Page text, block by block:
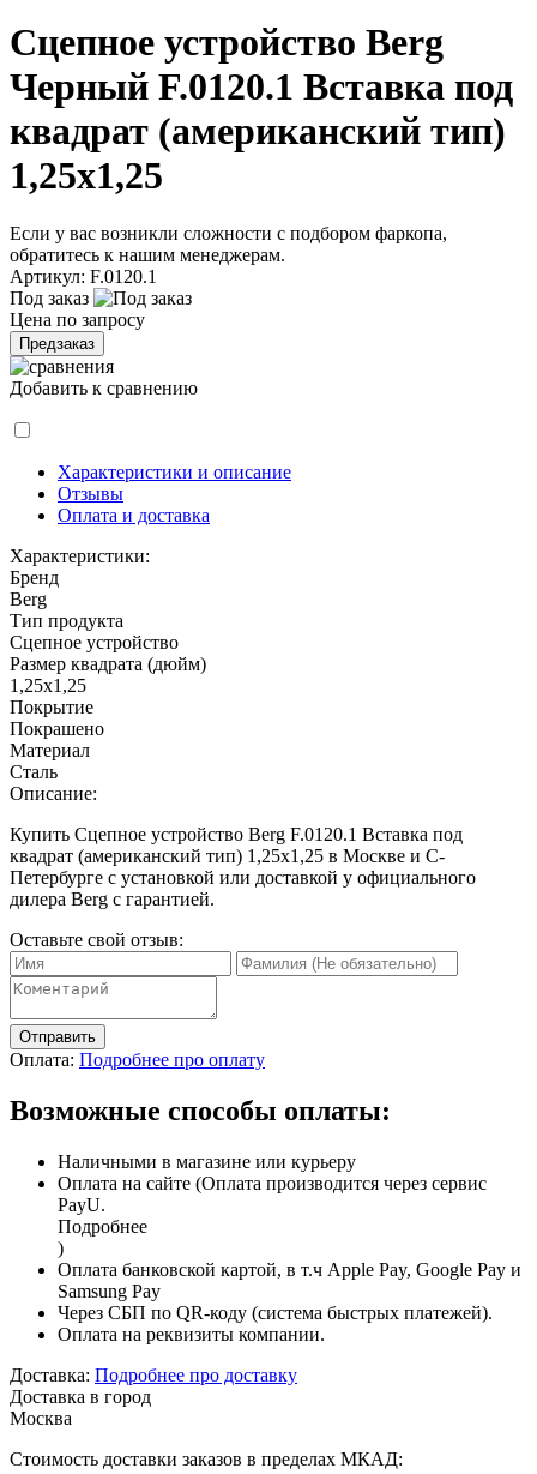
Сцепное устройство Berg
Черный F.0120.1 Вставка под
квадрат (американский тип)
1,25x1,25
Если у вас возникли сложности с подбором фаркопа,
обратитесь к нашим менеджерам.
Артикул: F.0120.1
Под заказ
Цена по запросу
Предзаказ
Добавить к сравнению
Характеристики и описание
Отзывы
Оплата и доставка
Характеристики:
Бренд
Berg
Тип продукта
Сцепное устройство
Размер квадрата (дюйм)
1,25x1,25
Покрытие
Покрашено
Материал
Сталь
Описание:
Купить Сцепное устройство Berg F.0120.1 Вставка под
квадрат (американский тип) 1,25x1,25 в Москве и С-
Петербурге с установкой или доставкой у официального
дилера Berg с гарантией.
Оставьте свой отзыв:
Отправить
Оплата: Подробнее про оплату
Возможные способы оплаты:
Наличными в магазине или курьеру
Оплата на сайте (Оплата производится через сервис
PayU.
Подробнее
)
Оплата банковской картой, в т.ч Apple Pay, Google Pay и
Samsung Pay
Через СБП по QR-коду (система быстрых платежей).
Оплата на реквизиты компании.
Доставка: Подробнее про доставку
Доставка в город
Москва
Стоимость доставки заказов в пределах МКАД: